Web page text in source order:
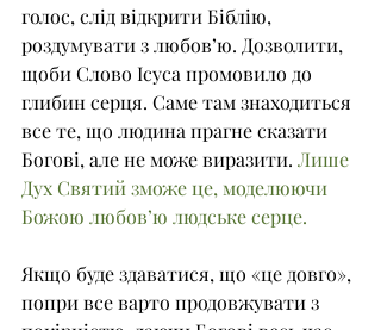
голос, слід відкрити Біблію,
роздумувати з любов’ю. Дозволити,
щоби Слово Ісуса промовило до
глибин серця. Саме там знаходиться
все те, що людина прагне сказати
Богові, але не може виразити. Лише
Дух Святий зможе це, моделюючи
Божою любов’ю людське серце.
Якщо буде здаватися, що «це довго»,
попри все варто продовжувати з